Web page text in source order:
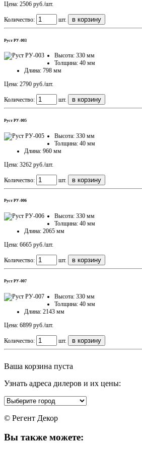
Цена: 2506 руб./шт.
Количество: шт.
Руст РУ-003
Высота: 330 мм
Толщина: 40 мм
Длина: 798 мм
Цена: 2790 руб./шт.
Количество: шт.
Руст РУ-005
Высота: 330 мм
Толщина: 40 мм
Длина: 960 мм
Цена: 3262 руб./шт.
Количество: шт.
Руст РУ-006
Высота: 330 мм
Толщина: 40 мм
Длина: 2065 мм
Цена: 6665 руб./шт.
Количество: шт.
Руст РУ-007
Высота: 330 мм
Толщина: 40 мм
Длина: 2143 мм
Цена: 6899 руб./шт.
Количество: шт.
Ваша корзина пуста
Узнать адреса дилеров и их цены:
© Регент Декор
Вы также можете: